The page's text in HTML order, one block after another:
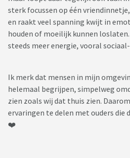
sterk focussen op één
en raakt veel spanning kwijt in
houden of moeilijk kunnen
steeds meer energie, vooral
Ik merk dat mensen in mijn
helemaal begrijpen, simpelweg
zien zoals wij dat thuis zien.
ervaringen te delen met ouders die
❤️